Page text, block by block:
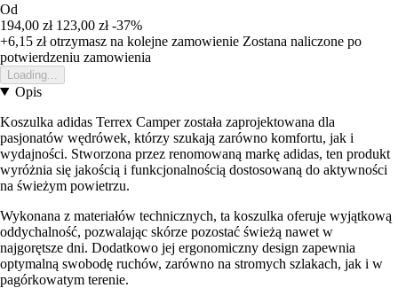
Od
194,00 zł 123,00 zł -37%
+6,15 złotrzymasz na kolejne zamowienie Zostana naliczone po
potwierdzeniu zamowienia
Loading...
Opis
Koszulka adidas Terrex Camper została zaprojektowana dla
pasjonatów wędrówek, którzy szukają zarówno komfortu, jak i
wydajności. Stworzona przez renomowaną markę adidas, ten produkt
wyróżnia się jakością i funkcjonalnością dostosowaną do aktywności
na świeżym powietrzu.
Wykonana z materiałów technicznych, ta koszulka oferuje wyjątkową
oddychalność, pozwalając skórze pozostać świeżą nawet w
najgorętsze dni. Dodatkowo jej ergonomiczny design zapewnia
optymalną swobodę ruchów, zarówno na stromych szlakach, jak i w
pagórkowatym terenie.